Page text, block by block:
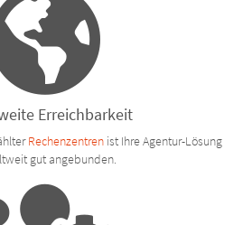
Erreichbarkeit
Rechenzentrenist Ihre Agentur-Lösung
gut angebunden.